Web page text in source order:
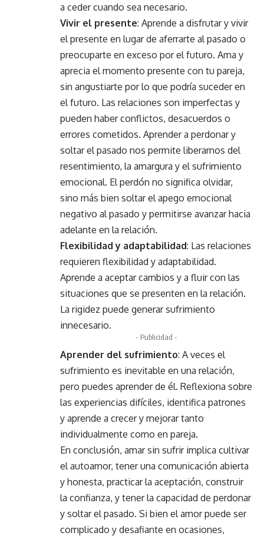
a ceder cuando sea necesario.
Vivir el presente: Aprende a disfrutar y vivir
el presente en lugar de aferrarte al pasado o
preocuparte en exceso por el futuro. Ama y
aprecia el momento presente con tu pareja,
sin angustiarte por lo que podría suceder en
el futuro. Las relaciones son imperfectas y
pueden haber conflictos, desacuerdos o
errores cometidos. Aprender a perdonar y
soltar el pasado nos permite liberarnos del
resentimiento, la amargura y el sufrimiento
emocional. El perdón no significa olvidar,
sino más bien soltar el apego emocional
negativo al pasado y permitirse avanzar hacia
adelante en la relación.
Flexibilidad y adaptabilidad: Las relaciones
requieren flexibilidad y adaptabilidad.
Aprende a aceptar cambios y a fluir con las
situaciones que se presenten en la relación.
La rigidez puede generar sufrimiento
innecesario.
- Publicidad -
Aprender del sufrimiento: A veces el
sufrimiento es inevitable en una relación,
pero puedes aprender de él. Reflexiona sobre
las experiencias difíciles, identifica patrones
y aprende a crecer y mejorar tanto
individualmente como en pareja.
En conclusión, amar sin sufrir implica cultivar
el autoamor, tener una comunicación abierta
y honesta, practicar la aceptación, construir
la confianza, y tener la capacidad de perdonar
y soltar el pasado. Si bien el amor puede ser
complicado y desafiante en ocasiones,